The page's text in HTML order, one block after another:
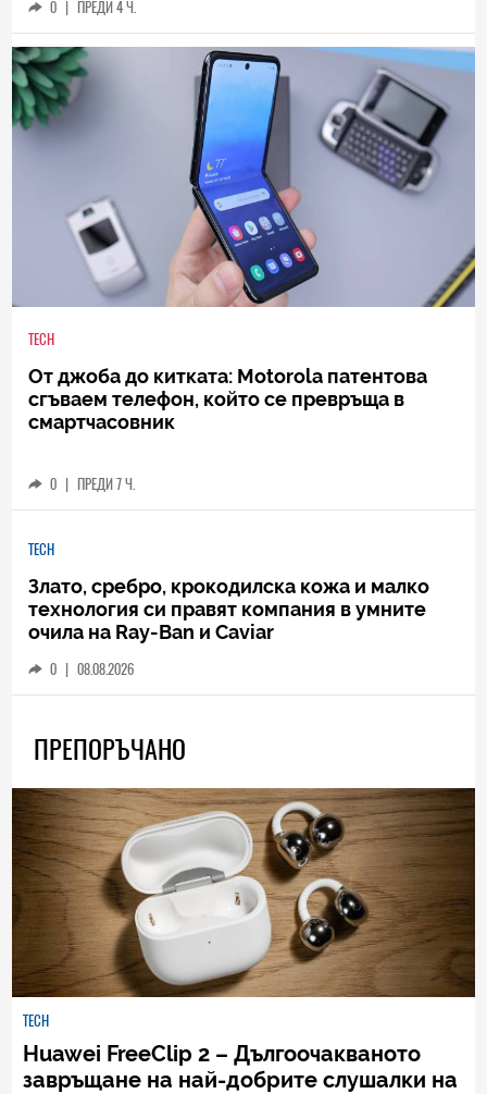
0 | ПРЕДИ 4 Ч.
TECH
От джоба до китката: Motorola патентова
сгъваем телефон, който се превръща в
смартчасовник
0 | ПРЕДИ 7 Ч.
TECH
Злато, сребро, крокодилска кожа и малко
технология си правят компания в умните
очила на Ray-Ban и Caviar
0 | 08.08.2026
ПРЕПОРЪЧАНО
TECH
Huawei FreeClip 2 – Дългоочакваното
завръщане на най-добрите слушалки на